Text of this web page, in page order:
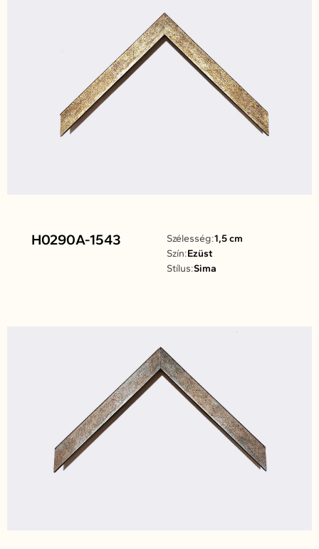
H0290A-1543 Szélesség:1,5 cm
Szín:Ezüst
Stílus:Sima